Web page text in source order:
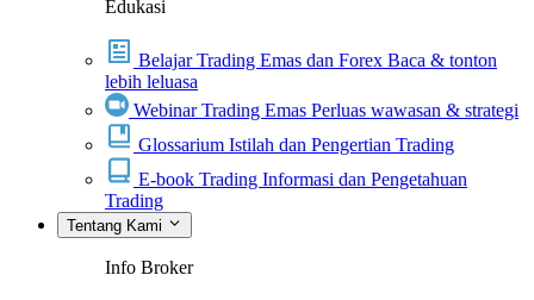
Edukasi
Belajar Trading Emas dan Forex Baca & tonton
lebih leluasa
Webinar Trading Emas Perluas wawasan & strategi
Glossarium Istilah dan Pengertian Trading
E-book Trading Informasi dan Pengetahuan
Trading
Tentang Kami
Info Broker